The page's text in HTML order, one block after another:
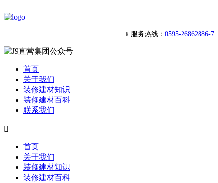
📱服务热线： 0595-26862886-7
首页
关于我们
装修建材知识
装修建材百科
联系我们

首页
关于我们
装修建材知识
装修建材百科